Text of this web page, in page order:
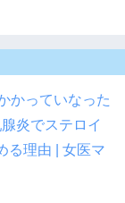
かっていなった
炎でステロイ
る理由 | 女医マ